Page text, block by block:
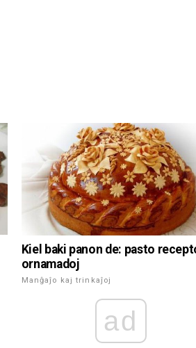
Kiel baki panon de: pasto
ornamadoj
Manĝaĵo kaj trinkaĵoj
ad